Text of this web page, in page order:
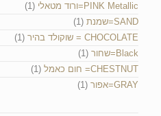
PINK Metallic=ורוד מטאלי
(1)
SAND=שמנת
(1)
CHOCOLATE = שוקולד בהיר
(1)
Black=שחור
(1)
CHESTNUT= חום כאמל
(1)
GRAY=אפור
(1)